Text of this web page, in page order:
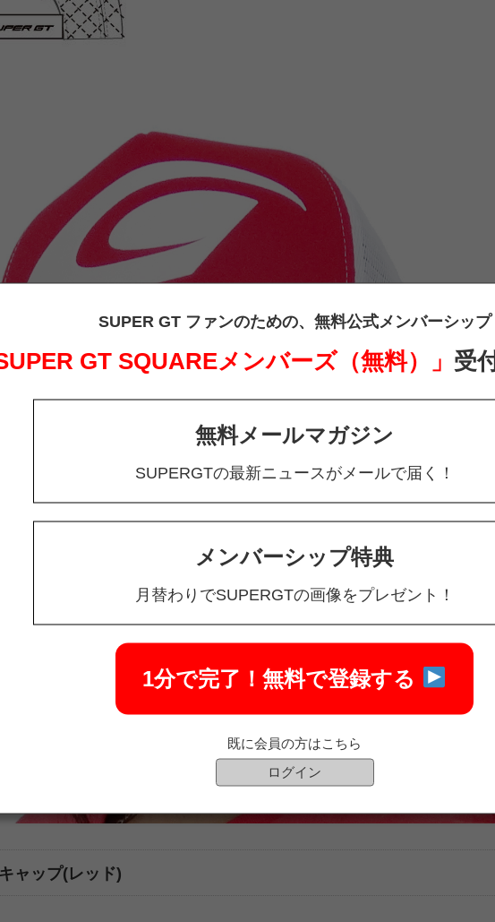
ャップ(レッド)
SUPER GT ファンのための、 無料公式メンバーシップ
SUPER GT SQUAREメンバーズ（無料）」 受
無料メールマガジン
SUPERGTの最新ニュースがメールで届く！
メンバーシップ特典
月替わりでSUPERGTの画像をプレゼント！
1分で完了！無料で登録する
既に会員の方はこちら
ログイン